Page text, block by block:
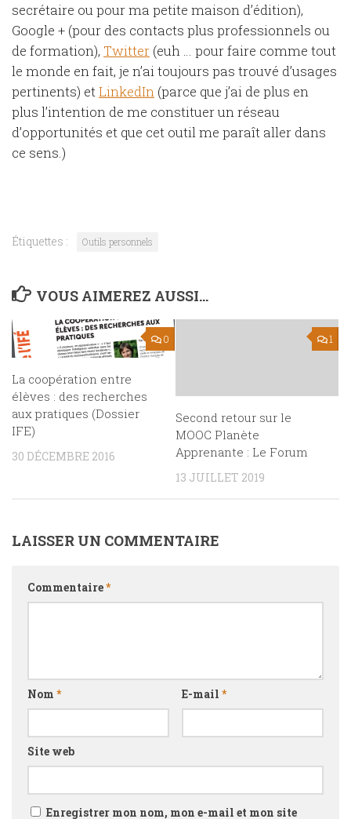
secrétaire ou pour ma petite maison d’édition),
Google + (pour des contacts plus professionnels ou
de formation), Twitter (euh … pour faire comme tout
le monde en fait, je n’ai toujours pas trouvé d’usages
pertinents) etLinkedIn (parce que j’ai de plus en
plus l’intention de me constituer un réseau
d’opportunités et que cet outil me paraît aller dans
ce sens.)
Étiquettes : Outils personnels
VOUS AIMEREZ AUSSI...
0
La coopération entre
élèves : des recherches
aux pratiques (Dossier
IFE)
30 DÉCEMBRE 2016
1
Second retour sur le
MOOC Planète
Apprenante : Le Forum
13 JUILLET 2019
LAISSER UN COMMENTAIRE
Commentaire*
Nom * E-mail *
Site web
Enregistrer mon nom, mon e-mail et mon site